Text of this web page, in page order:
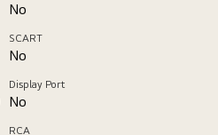
No
SCART
No
Display Port
No
RCA